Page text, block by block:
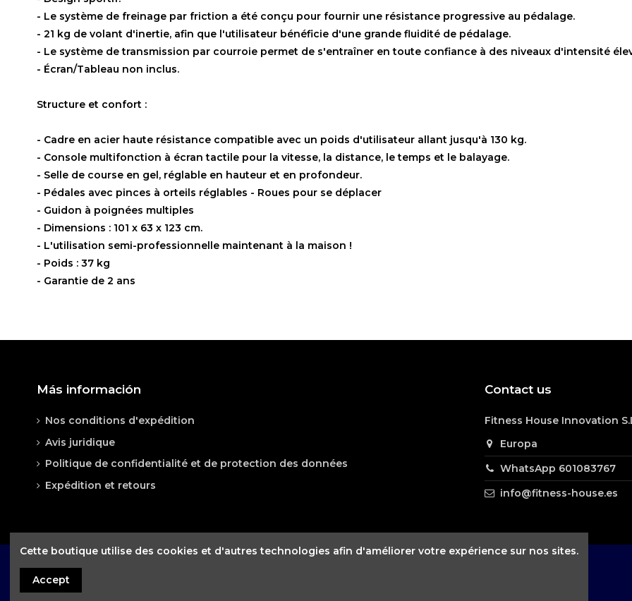
- Le système de freinage par friction a été conçu pour fournir une résistance progressive au pédalage.
- 21 kg de volant d'inertie, afin que l'utilisateur bénéficie d'une grande fluidité de pédalage.
- Le système de transmission par courroie permet de s'entraîner en toute confiance à des niveaux d'intensité
- Écran/Tableau non inclus.
Structure et confort :
- Cadre en acier haute résistance compatible avec un poids d'utilisateur allant jusqu'à 130 kg.
- Console multifonction à écran tactile pour la vitesse, la distance, le temps et le balayage.
- Selle de course en gel, réglable en hauteur et en profondeur.
- Pédales avec pinces à orteils réglables - Roues pour se déplacer
- Guidon à poignées multiples
- Dimensions : 101 x 63 x 123 cm.
- L'utilisation semi-professionnelle maintenant à la maison !
- Poids : 37 kg
- Garantie de 2 ans
un precio muy ajustado.
ByNicolettaon21/09/2021
Más información
Nos conditions d'expédition
Avis juridique
Politique de confidentialité et de protection des données
Expédition et retours
Contact us
Fitness House Innovation
Europa
WhatsApp 601083767
info@fitness-house.es
2021 © Fitness House
Cette boutique utilise des cookies et d'autres technologies afin d'améliorer votre expérience sur nos sites.
Accept